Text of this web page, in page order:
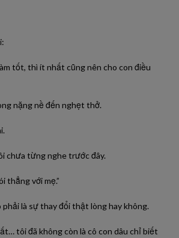
tốt, thì ít nhất cũng nên cho con điều
nặng nề đến nghẹt thở.
chưa từng nghe trước đây.
thẳng với mẹ.”
là sự thay đổi thật lòng hay không.
tôi đã không còn là cô con dâu chỉ biết